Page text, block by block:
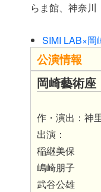
らま館、神奈川
SIMI LAB×岡
公演情報
岡崎藝術座
作・演出：神
出演：
稲継美保
嶋崎朋子
武谷公雄